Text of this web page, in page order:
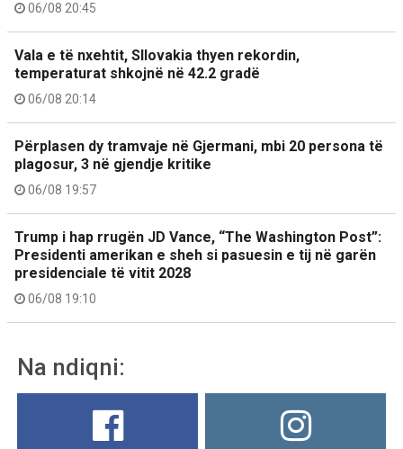
06/08 20:45
Vala e të nxehtit, Sllovakia thyen rekordin,
temperaturat shkojnë në 42.2 gradë
06/08 20:14
Përplasen dy tramvaje në Gjermani, mbi 20 persona të
plagosur, 3 në gjendje kritike
06/08 19:57
Trump i hap rrugën JD Vance, “The Washington Post”:
Presidenti amerikan e sheh si pasuesin e tij në garën
presidenciale të vitit 2028
06/08 19:10
Na ndiqni: